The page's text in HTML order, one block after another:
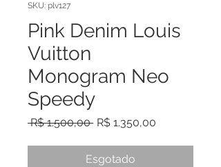
SKU: plv127
Pink Denim Louis
Vuitton
Monogram Neo
Speedy
R$ 1.500,00 Preço normal
R$ 1.350,00
Esgotado